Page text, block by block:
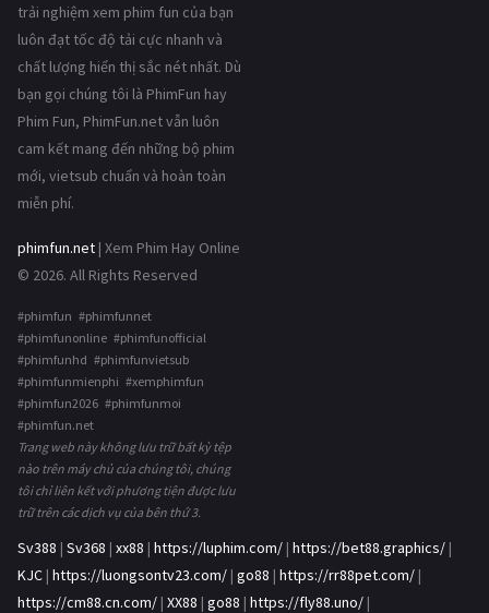
trải nghiệm xem phim fun của bạn
luôn đạt tốc độ tải cực nhanh và
chất lượng hiển thị sắc nét nhất. Dù
bạn gọi chúng tôi là PhimFun hay
Phim Fun, PhimFun.net vẫn luôn
cam kết mang đến những bộ phim
mới, vietsub chuẩn và hoàn toàn
miễn phí.
phimfun.net | Xem Phim Hay Online
© 2026. All Rights Reserved
#phimfun #phimfunnet
#phimfunonline #phimfunofficial
#phimfunhd #phimfunvietsub
#phimfunmienphi #xemphimfun
#phimfun2026 #phimfunmoi
#phimfun.net
Trang web này không lưu trữ bất kỳ tệp
nào trên máy chủ của chúng tôi, chúng
tôi chỉ liên kết với phương tiện được lưu
trữ trên các dịch vụ của bên thứ 3.
Sv388 | Sv368 | xx88 | https://luphim.com/ | https://bet88.graphics/ |
KJC | https://luongsontv23.com/ | go88 | https://rr88pet.com/ |
https://cm88.cn.com/ | XX88 | go88 | https://fly88.uno/ |